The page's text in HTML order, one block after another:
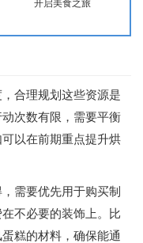
开启美食之旅
合理规划这些资源是
次数有限，需要平衡
以在前期重点提升烘
需要优先用于购买制
不必要的装饰上。比
糕的材料，确保能通